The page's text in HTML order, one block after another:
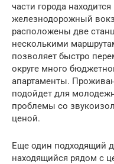
части города
железнодорожный
расположены две
несколькими
позволяет быстро
округе много
апартаменты.
подойдет для
проблемы со
ценой.
Еще один подходящий
находящийся рядом с